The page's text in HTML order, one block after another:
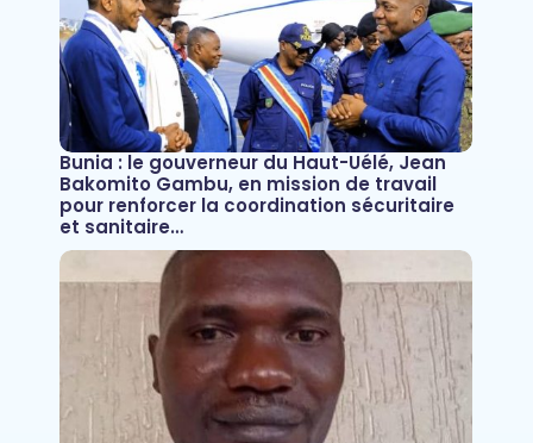
Bunia : le gouverneur du Haut-Uélé, Jean
Bakomito Gambu, en mission de travail
pour renforcer la coordination sécuritaire
et sanitaire…